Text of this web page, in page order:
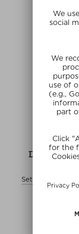
SIN
DR.
Sets para el